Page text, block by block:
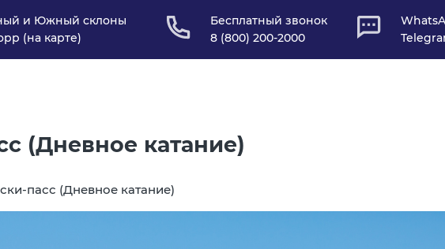
и Южный склоны
(на карте)
Бесплатный звонок
8 (800) 200-2000
(Дневное катание)
пасс (Дневное катание)